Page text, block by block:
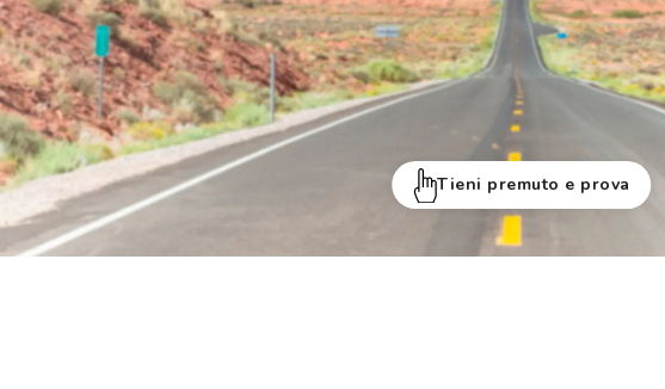
Tieni premuto e prova